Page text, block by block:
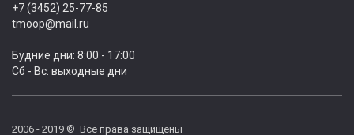
+7 (3452) 25-77-85
tmoop@mail.ru
Будние дни: 8:00 - 17:00
Сб - Вс: выходные дни
2006 - 2019 © Все права защищены